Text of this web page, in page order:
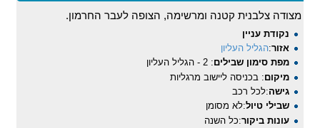
מצודה צלבנית קטנה ומרשימה, הצופה לעבר החרמון.
נקודת עניין
אזור:הגליל העליון
מפת סימון שבילים: 2 - הגליל העליון
מיקום: בכניסה ליישוב מרגליות
גישה:לכל רכב
שבילי טיול:לא מסומן
עונות ביקור:כל השנה